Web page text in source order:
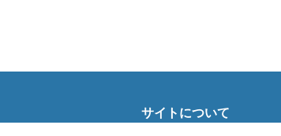
サイトについて